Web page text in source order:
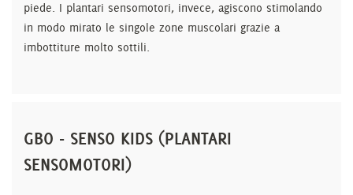
piede. I plantari sensomotori, invece, agiscono stimolando
in modo mirato le singole zone muscolari grazie a
imbottiture molto sottili.
GBO - SENSO KIDS (PLANTARI
SENSOMOTORI)